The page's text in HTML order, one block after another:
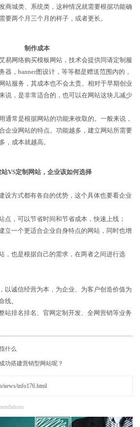
商城类、系统类，这种情况就需要根据功能确
要两个月三个月的样子，或者更长。
制作成本
易网络购买模板网站，技术会提供同请定制服
器，banner图设计，等等都是赠送范围内的，
站服务，其成本也不会太贵。相对于早期创业
说，是非常适合的，也可以在网站这块儿减少
通常是根据网站的功能来收取的。一般来说，
企业网站的特点。功能越多，建立网站所需要
，成本就越高。
VS定制网站，企业该如何选择
设方式都有各自的优势，这个具体也要看企业
点，可以节省时间和节省成本，快速上线；
立一个更适合企业自身特点的网站，同时也增
，也是根据自己的需求，在两者之间进行选
以诚信经营为本，为企业、为客户创造价值为
线。
站排名排名、官网定制开发、全网营销等业务
什么
功搭建营销型网站呢？
news/info176.html